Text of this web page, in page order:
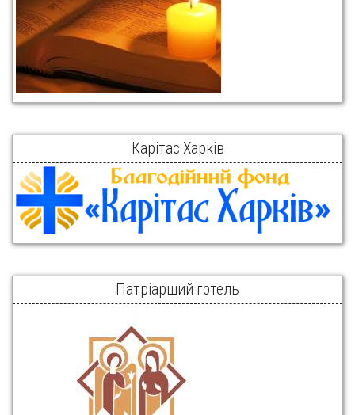
Карітас Харків
Патріарший готель